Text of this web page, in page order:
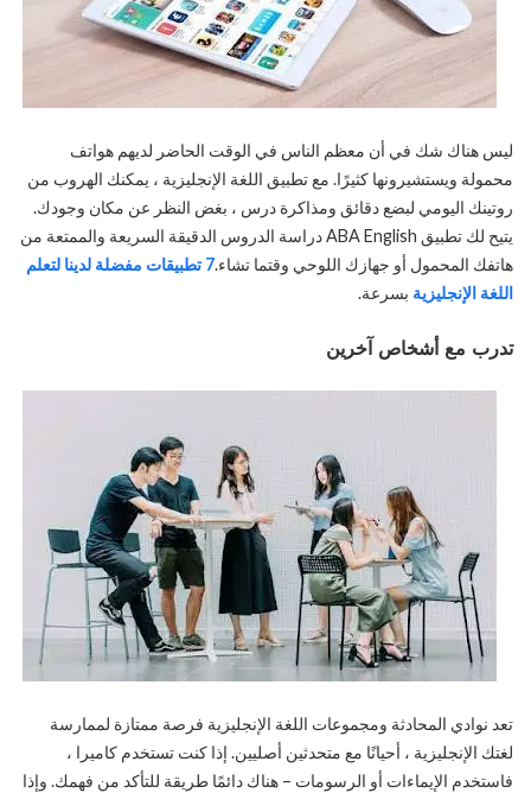
ليس هناك شك في أن معظم الناس في الوقت الحاضر لديهم هواتف
محمولة ويستشيرونها كثيرًا. مع تطبيق اللغة الإنجليزية ، يمكنك الهروب من
روتينك اليومي لبضع دقائق ومذاكرة درس ، بغض النظر عن مكان وجودك.
يتيح لك تطبيق ABA English دراسة الدروس الدقيقة السريعة والممتعة من
هاتفك المحمول أو جهازك اللوحي وقتما تشاء.
7 تطبيقات مفضلة لدينا لتعلم
اللغة الإنجليزية بسرعة.
تدرب مع أشخاص آخرين
تعد نوادي المحادثة ومجموعات اللغة الإنجليزية فرصة ممتازة لممارسة
لغتك الإنجليزية ، أحيانًا مع متحدثين أصليين. إذا كنت تستخدم كاميرا ،
فاستخدم الإيماءات أو الرسومات – هناك دائمًا طريقة للتأكد من فهمك. وإذا